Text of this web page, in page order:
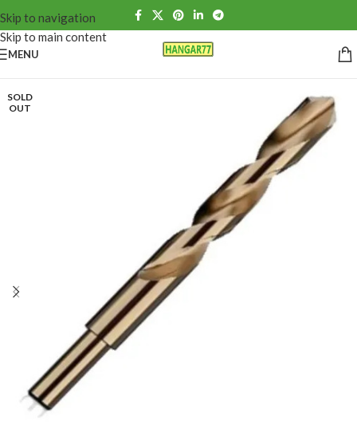
Skip to navigation
Skip to main content
MENU
SOLD
OUT